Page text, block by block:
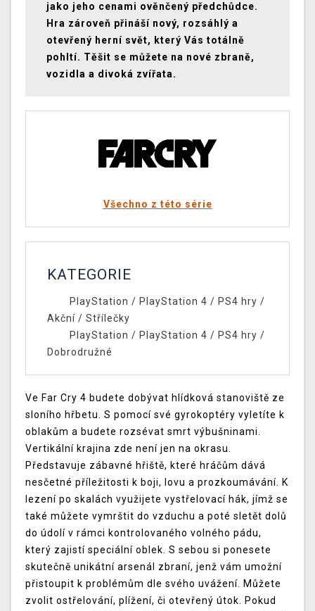
jako jeho cenami ověnčený předchůdce.
Hra zároveň přináší nový, rozsáhlý a
otevřený herní svět, který Vás totálně
pohltí. Těšit se můžete na nové zbraně,
vozidla a divoká zvířata.
Všechno z této série
KATEGORIE
PlayStation / PlayStation 4 / PS4 hry /
Akční / Střílečky
PlayStation / PlayStation 4 / PS4 hry /
Dobrodružné
Ve Far Cry 4 budete dobývat hlídková stanoviště ze
sloního hřbetu. S pomocí své gyrokoptéry vyletíte k
oblakům a budete rozsévat smrt výbušninami.
Vertikální krajina zde není jen na okrasu.
Představuje zábavné hřiště, které hráčům dává
nesčetné příležitosti k boji, lovu a prozkoumávání. K
lezení po skalách využijete vystřelovací hák, jímž se
také můžete vymrštit do vzduchu a poté sletět dolů
do údolí v rámci kontrolovaného volného pádu,
který zajistí speciální oblek. S sebou si ponesete
skutečně unikátní arsenál zbraní, jenž vám umožní
přistoupit k problémům dle svého uvážení. Můžete
zvolit ostřelování, plížení, či otevřený útok. Pokud